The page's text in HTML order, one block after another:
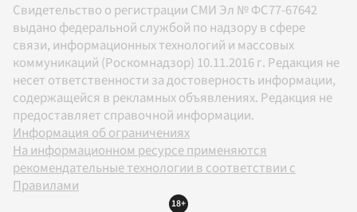
Свидетельство о регистрации СМИ Эл № ФС77-67642
выдано федеральной службой по надзору в сфере
связи, информационных технологий и массовых
коммуникаций (Роскомнадзор) 10.11.2016 г. Редакция не
несет ответственности за достоверность информации,
содержащейся в рекламных объявлениях. Редакция не
предоставляет справочной информации.
Информация об ограничениях
На информационном ресурсе применяются
рекомендательные технологии в соответствии с
Правилами
18+